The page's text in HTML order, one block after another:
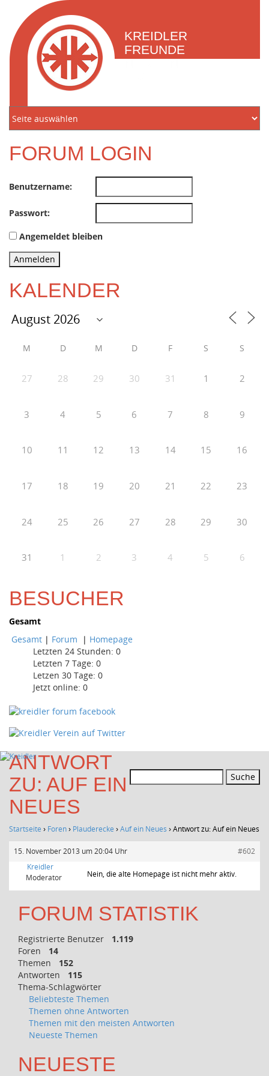
KREIDLER
FREUNDE
NORDEN
FORUM LOGIN
Benutzername:
Passwort:
Angemeldet bleiben
Anmelden
KALENDER
M D M D F S S
27 28 29 30 31 1 2
3 4 5 6 7 8 9
10 11 12 13 14 15 16
17 18 19 20 21 22 23
24 25 26 27 28 29 30
31 1 2 3 4 5 6
BESUCHER
Gesamt
Gesamt | Forum | Homepage
Letzten 24 Stunden: 0
Letzten 7 Tage: 0
Letzen 30 Tage: 0
Jetzt online: 0
nach:
ANTWORT
ZU: AUF EIN
NEUES
Startseite › Foren› Plauderecke ›Auf ein Neues ›Antwort zu: Auf ein Neues
15. November 2013 um 20:04 Uhr
#602
Kreidler
Moderator
Nein, die alte Homepage ist nicht mehr aktiv.
FORUM STATISTIK
Registrierte Benutzer
1.119
Foren
14
Themen
152
Antworten
115
Thema-Schlagwörter
Beliebteste Themen
Themen ohne Antworten
Themen mit den meisten Antworten
Neueste Themen
NEUESTE